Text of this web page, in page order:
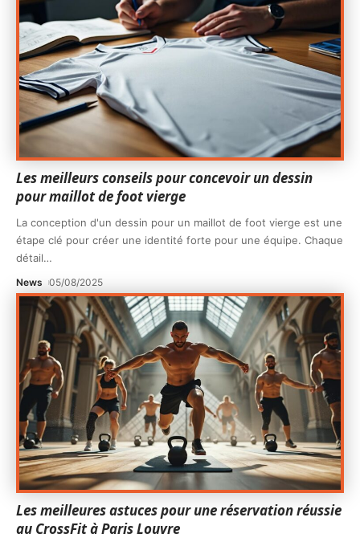
Les meilleurs conseils pour concevoir un dessin
pour maillot de foot vierge
La conception d'un dessin pour un maillot de foot vierge est une
étape clé pour créer une identité forte pour une équipe. Chaque
détail…
News 05/08/2025
Les meilleures astuces pour une réservation réussie
au CrossFit à Paris Louvre